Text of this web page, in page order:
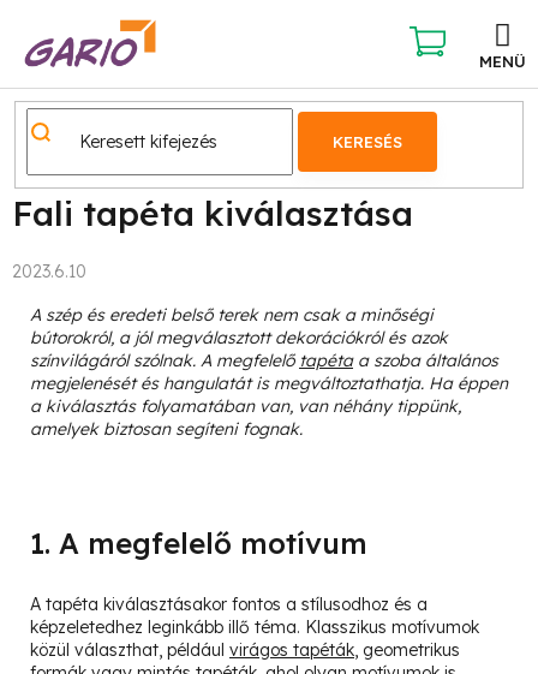
KERESÉS
KOSÁR
Fali tapéta kiválasztása
2023.6.10
A szép és eredeti belső terek nem csak a minőségi
bútorokról, a jól megválasztott dekorációkról és azok
színvilágáról szólnak. A megfelelő tapétaa szoba általános
megjelenését és hangulatát is megváltoztathatja. Ha éppen
a kiválasztás folyamatában van, van néhány tippünk,
amelyek biztosan segíteni fognak.
1. A megfelelő motívum
A tapéta kiválasztásakor fontos a stílusodhoz és a
képzeletedhez leginkább illő téma. Klasszikus motívumok
közül választhat, például virágos tapéták, geometrikus